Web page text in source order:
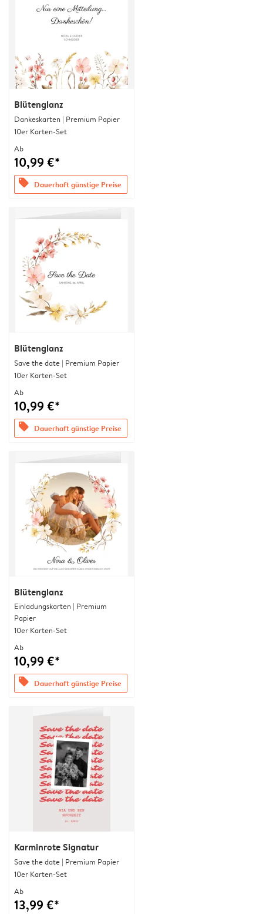
Blütenglanz
Dankeskarten | Premium Papier
10er Karten-Set
Ab
10,99 €*
offers Dauerhaft günstige Preise
Blütenglanz
Save the date | Premium Papier
10er Karten-Set
Ab
10,99 €*
offers Dauerhaft günstige Preise
Blütenglanz
Einladungskarten | Premium
Papier
10er Karten-Set
Ab
10,99 €*
offers Dauerhaft günstige Preise
Karminrote Signatur
Save the date | Premium Papier
10er Karten-Set
Ab
13,99 €*